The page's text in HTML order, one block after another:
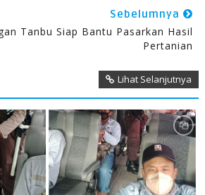
Sebelumnya
Tanbu Siap Bantu Pasarkan Hasil
Pertanian
Lihat Selanjutnya